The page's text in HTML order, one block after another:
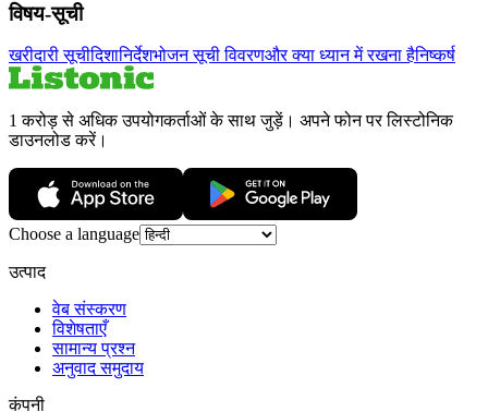
विषय-सूची
खरीदारी सूचीदिशानिर्देशभोजन सूची विवरणऔर क्या ध्यान में रखना हैनिष्कर्ष
1 करोड़ से अधिक उपयोगकर्ताओं के साथ जुड़ें। अपने फोन पर लिस्टोनिक
डाउनलोड करें।
Choose a language
उत्पाद
वेब संस्करण
विशेषताएँ
सामान्य प्रश्न
अनुवाद समुदाय
कंपनी